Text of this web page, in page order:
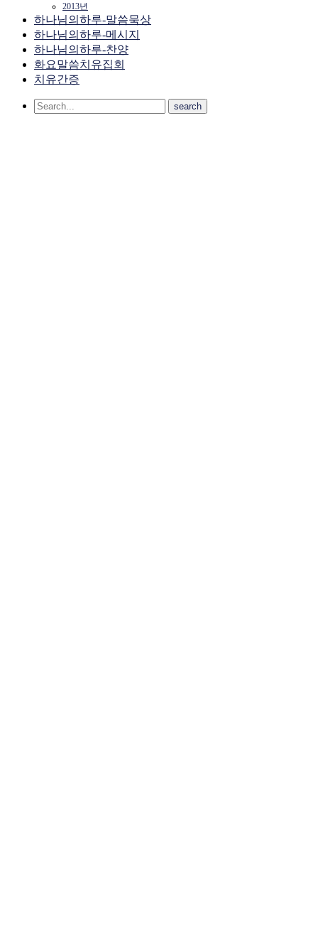
2013년
하나님의하루-말씀묵상
하나님의하루-메시지
하나님의하루-찬양
화요말씀치유집회
치유간증